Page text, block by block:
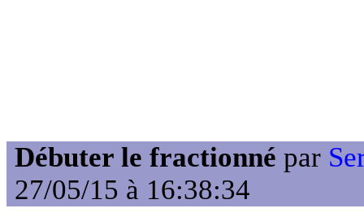
Débuter le fractionné par
27/05/15 à 16:38:34